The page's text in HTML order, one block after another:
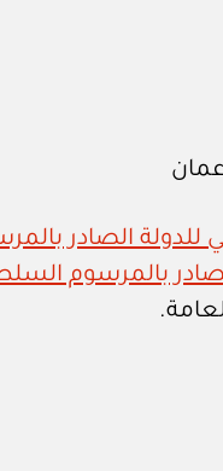
الصادر
بالمرسوم السلطاني